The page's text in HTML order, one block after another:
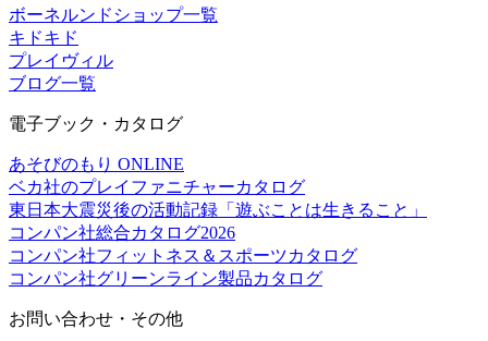
ボーネルンドショップ一覧
キドキド
プレイヴィル
ブログ一覧
電子ブック・カタログ
あそびのもり ONLINE
ベカ社のプレイファニチャーカタログ
東日本大震災後の活動記録「遊ぶことは生きること」
コンパン社総合カタログ2026
コンパン社フィットネス＆スポーツカタログ
コンパン社グリーンライン製品カタログ
お問い合わせ・その他